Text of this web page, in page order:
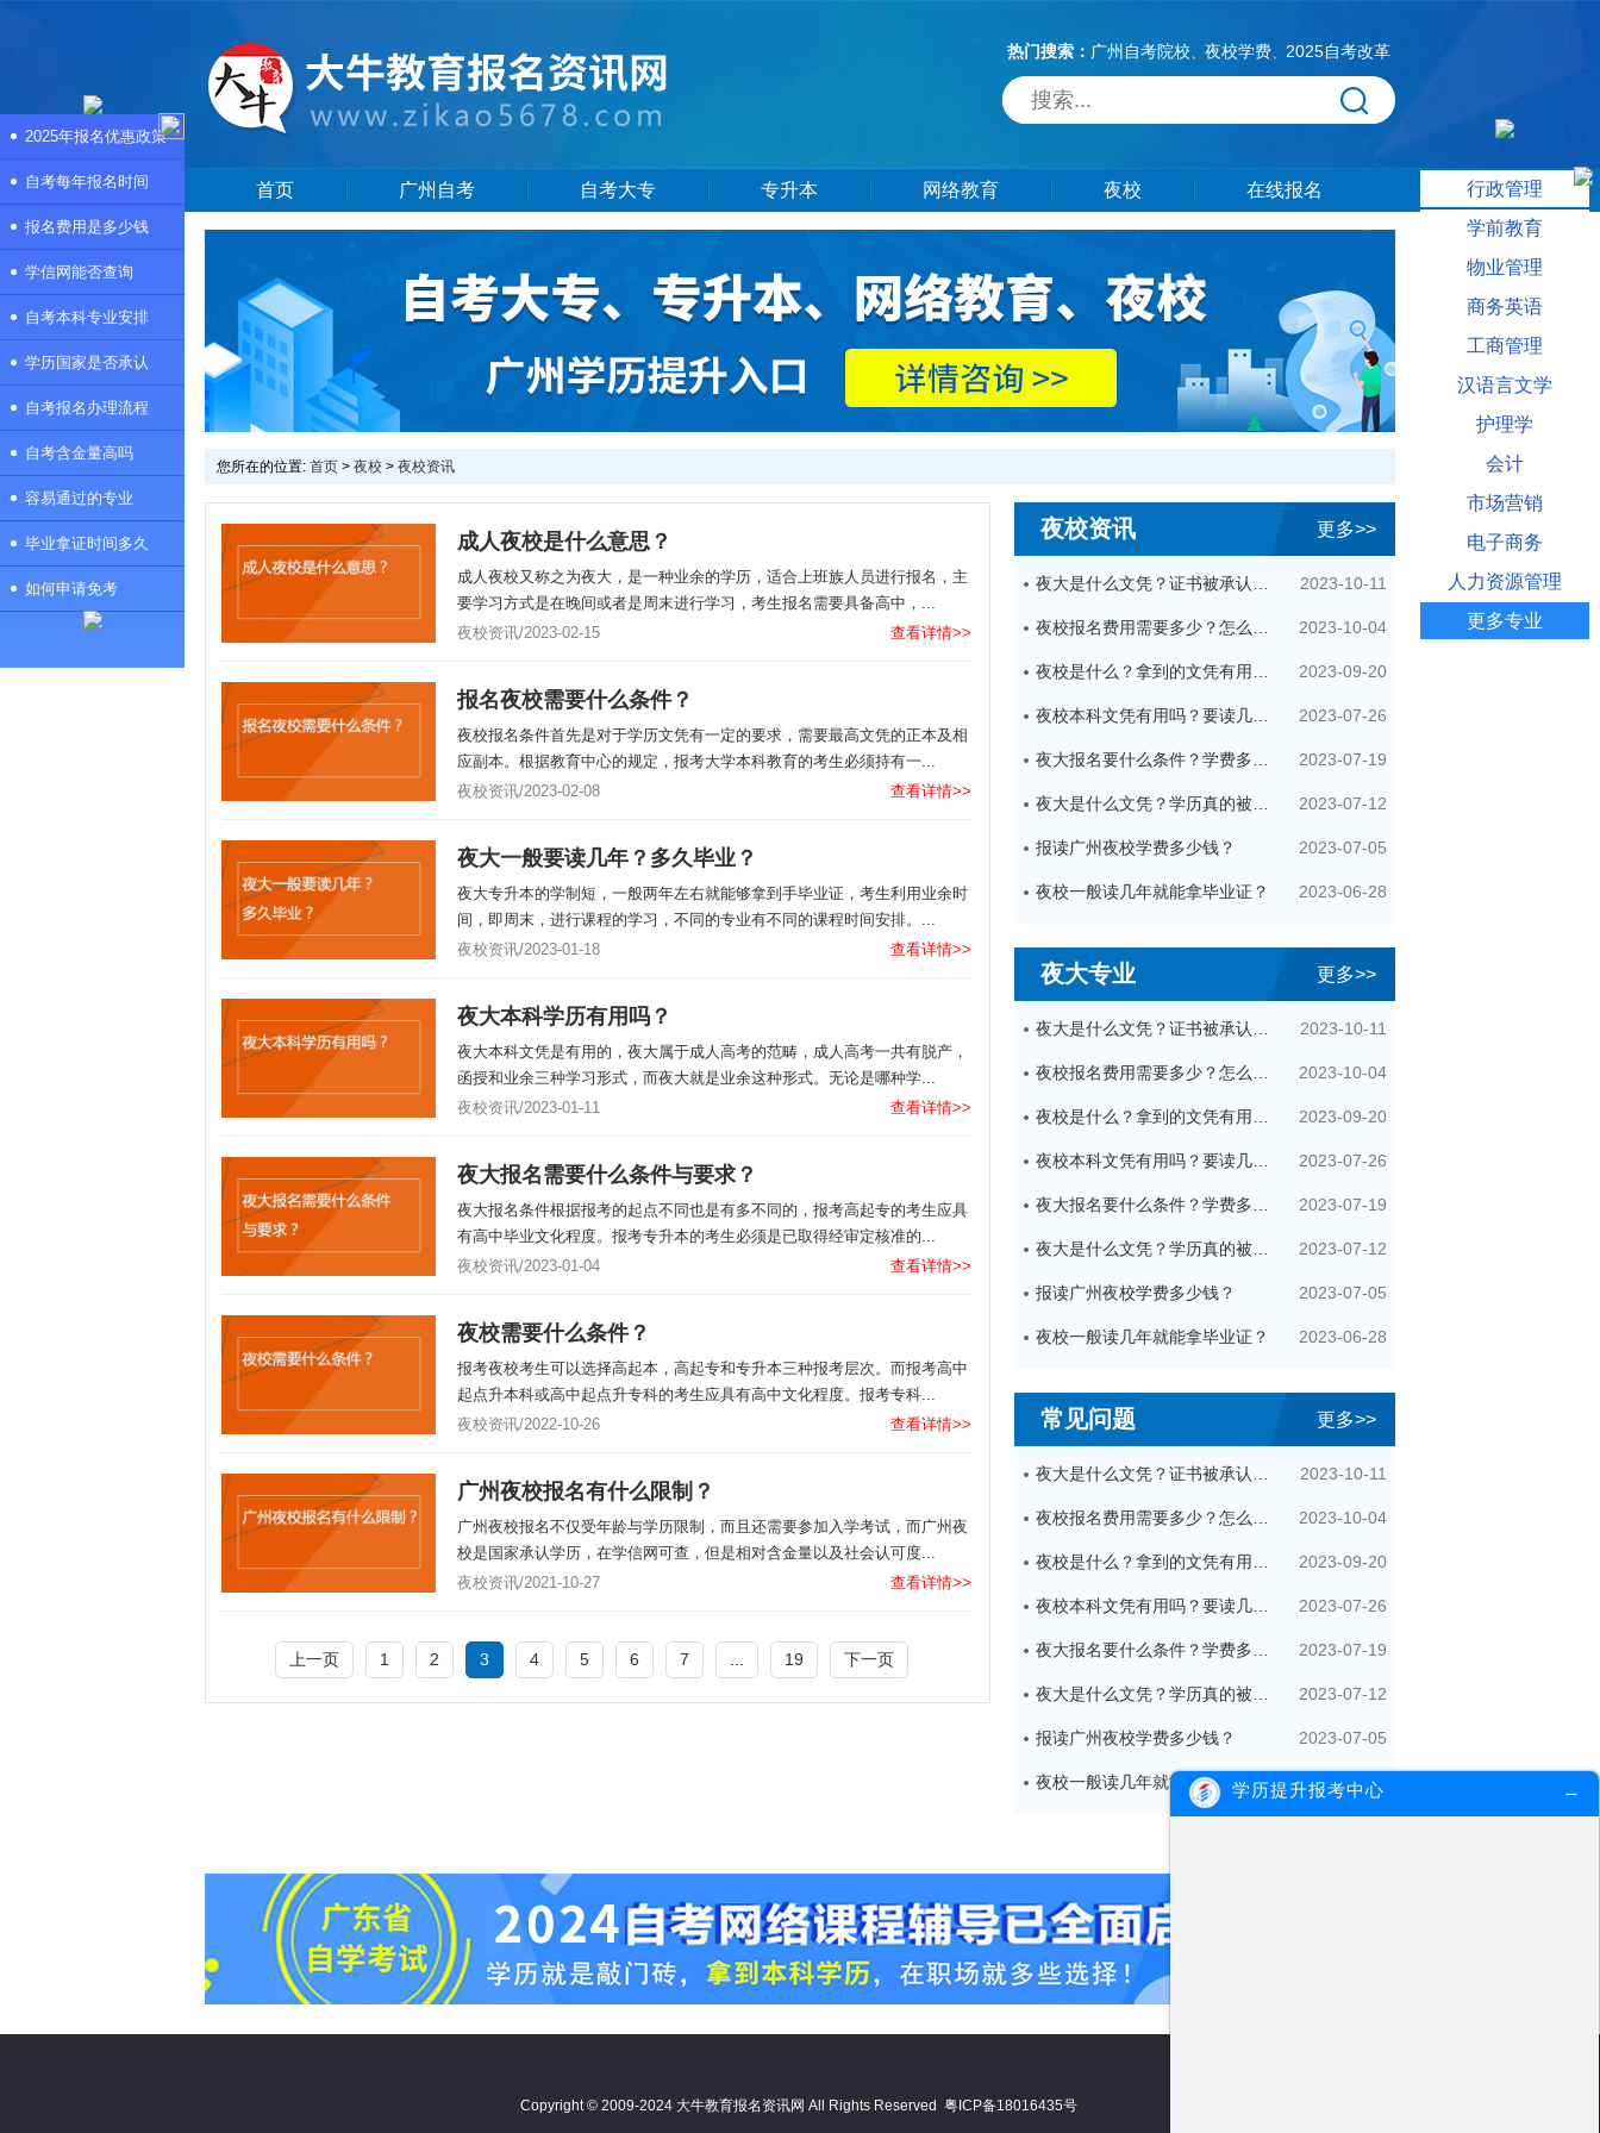
热门搜索： 广州自考院校、 夜校学费、 2025自考改革
首页 广州自考 自考大专 专升本 网络教育 夜校 在线报名
您所在的位置: 首页 > 夜校 > 夜校资讯
夜校资讯 更多>>
夜大是什么文凭？证书被承认吗？ 2023-10-11
夜校报名费用需要多少？怎么收费的？ 2023-10-04
夜校是什么？拿到的文凭有用吗？ 2023-09-20
夜校本科文凭有用吗？要读几年？ 2023-07-26
夜大报名要什么条件？学费多少钱？ 2023-07-19
夜大是什么文凭？学历真的被国家承认吗？ 2023-07-12
报读广州夜校学费多少钱？ 2023-07-05
夜校一般读几年就能拿毕业证？ 2023-06-28
夜大专业 更多>>
夜大是什么文凭？证书被承认吗？ 2023-10-11
夜校报名费用需要多少？怎么收费的？ 2023-10-04
夜校是什么？拿到的文凭有用吗？ 2023-09-20
夜校本科文凭有用吗？要读几年？ 2023-07-26
夜大报名要什么条件？学费多少钱？ 2023-07-19
夜大是什么文凭？学历真的被国家承认吗？ 2023-07-12
报读广州夜校学费多少钱？ 2023-07-05
夜校一般读几年就能拿毕业证？ 2023-06-28
常见问题 更多>>
夜大是什么文凭？证书被承认吗？ 2023-10-11
夜校报名费用需要多少？怎么收费的？ 2023-10-04
夜校是什么？拿到的文凭有用吗？ 2023-09-20
夜校本科文凭有用吗？要读几年？ 2023-07-26
夜大报名要什么条件？学费多少钱？ 2023-07-19
夜大是什么文凭？学历真的被国家承认吗？ 2023-07-12
报读广州夜校学费多少钱？ 2023-07-05
夜校一般读几年就能拿毕业证？ 2023-06-28
成人夜校是什么意思？
成人夜校又称之为夜大，是一种业余的学历，适合上班族人员进行报名，主
要学习方式是在晚间或者是周末进行学习，考生报名需要具备高中，...
夜校资讯/2023-02-15
查看详情>>
报名夜校需要什么条件？
夜校报名条件首先是对于学历文凭有一定的要求，需要最高文凭的正本及相
应副本。根据教育中心的规定，报考大学本科教育的考生必须持有一...
夜校资讯/2023-02-08
查看详情>>
夜大一般要读几年？多久毕业？
夜大专升本的学制短，一般两年左右就能够拿到手毕业证，考生利用业余时
间，即周末，进行课程的学习，不同的专业有不同的课程时间安排。...
夜校资讯/2023-01-18
查看详情>>
夜大本科学历有用吗？
夜大本科文凭是有用的，夜大属于成人高考的范畴，成人高考一共有脱产，
函授和业余三种学习形式，而夜大就是业余这种形式。无论是哪种学...
夜校资讯/2023-01-11
查看详情>>
夜大报名需要什么条件与要求？
夜大报名条件根据报考的起点不同也是有多不同的，报考高起专的考生应具
有高中毕业文化程度。报考专升本的考生必须是已取得经审定核准的...
夜校资讯/2023-01-04
查看详情>>
夜校需要什么条件？
报考夜校考生可以选择高起本，高起专和专升本三种报考层次。而报考高中
起点升本科或高中起点升专科的考生应具有高中文化程度。报考专科...
夜校资讯/2022-10-26
查看详情>>
广州夜校报名有什么限制？
广州夜校报名不仅受年龄与学历限制，而且还需要参加入学考试，而广州夜
校是国家承认学历，在学信网可查，但是相对含金量以及社会认可度...
夜校资讯/2021-10-27
查看详情>>
上一页 1 2 3 4 5 6 7 19 下一页
Copyright © 2009-2024 大牛教育报名资讯网 All Rights Reserved 粤ICP备18016435号
2025年报名优惠政策
自考每年报名时间
报名费用是多少钱
学信网能否查询
自考本科专业安排
学历国家是否承认
自考报名办理流程
自考含金量高吗
容易通过的专业
毕业拿证时间多久
如何申请免考
行政管理
学前教育
物业管理
商务英语
工商管理
汉语言文学
护理学
会计
市场营销
电子商务
人力资源管理
更多专业
学历提升报考中心